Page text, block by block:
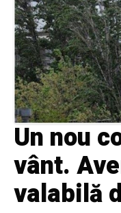
Un nou
vânt.
valabilă